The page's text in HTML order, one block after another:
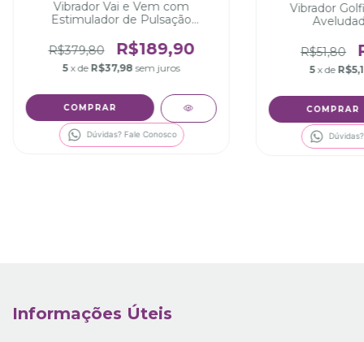
Vibrador Vai e Vem com
Estimulador de Pulsação
R$379,80
R$189,90
5 x de R$37,98 sem juros
COMPRAR
Dúvidas? Fale Conosco
Vibrador
R$51,80
5 x de
COMPRAR
Informações Úteis